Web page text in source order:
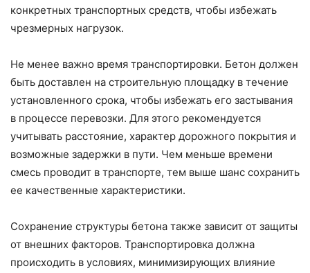
конкретных транспортных средств, чтобы избежать
чрезмерных нагрузок.
Не менее важно время транспортировки. Бетон должен
быть доставлен на строительную площадку в течение
установленного срока, чтобы избежать его застывания
в процессе перевозки. Для этого рекомендуется
учитывать расстояние, характер дорожного покрытия и
возможные задержки в пути. Чем меньше времени
смесь проводит в транспорте, тем выше шанс сохранить
ее качественные характеристики.
Сохранение структуры бетона также зависит от защиты
от внешних факторов. Транспортировка должна
происходить в условиях, минимизирующих влияние